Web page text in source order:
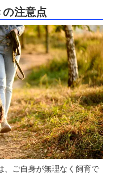
注意点
、ご自身が無理なく飼育で